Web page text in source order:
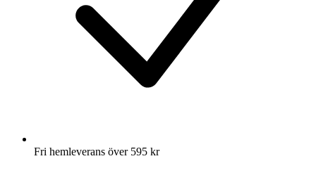
Fri hemleverans över 595 kr